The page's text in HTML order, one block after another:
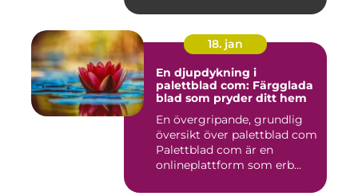
18. jan
En djupdykning i
palettblad com: Färgglada
blad som pryder ditt hem
En övergripande, grundlig
översikt över palettblad com
Palettblad com är en
onlineplattform som erb...